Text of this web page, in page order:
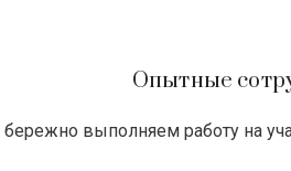
Опытные
выполняем работу на